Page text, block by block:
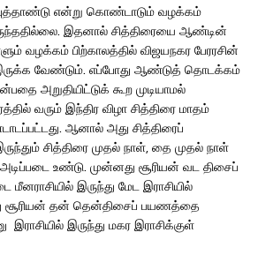
என்று கொண்டாடும் வழக்கம்
இதனால் சித்திரையை ஆண்டின்
வழக்கம் பிற்காலத்தில் விஜயநகர பேரரசின்
வேண்டும். எப்போது ஆண்டுத் தொடக்கம்
அறுதியிட்டுக் கூற முடியாமல்
வரும் இந்திர விழா சித்திரை மாதம்
ஆனால் அது சித்திரைப்
சித்திரை முதல் நாள், தை முதல் நாள்
உண்டு. முன்னது சூரியன் வட திசைப்
இருந்து மேட இராசியில்
சூரியன் தன் தென்திசைப் பயணத்தை
இருந்து மகர இராசிக்குள்